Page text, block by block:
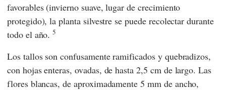
favorables (invierno suave, lugar de crecimiento
protegido), la planta silvestre se puede recolectar durante
todo el año.5
Los tallos son confusamente ramificados y quebradizos,
con hojas enteras, ovadas, de hasta 2,5 cm de largo. Las
flores blancas, de aproximadamente 5 mm de ancho,